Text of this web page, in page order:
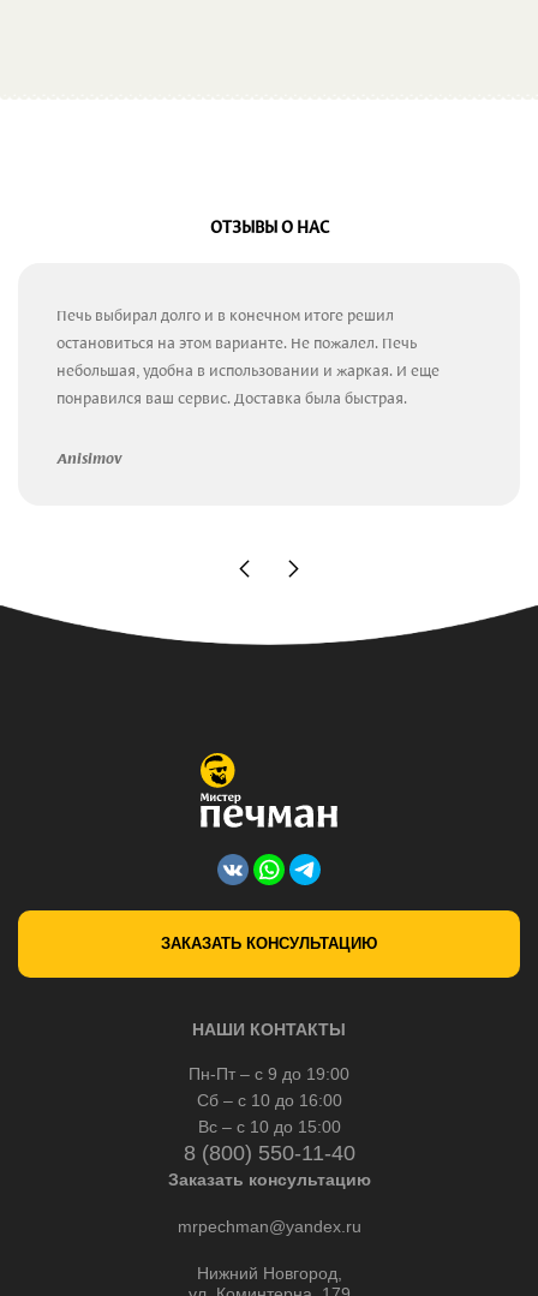
ОТЗЫВЫ О НАС
Печь выбирал долго и в конечном итоге решил
остановиться на этом варианте. Не пожалел. Печь
небольшая, удобна в использовании и жаркая. И еще
понравился ваш сервис. Доставка была быстрая.
Anisimov
ЗАКАЗАТЬ КОНСУЛЬТАЦИЮ
НАШИ КОНТАКТЫ
Пн-Пт – с 9 до 19:00
Сб – с 10 до 16:00
Вс – с 10 до 15:00
8 (800) 550-11-40
Заказать консультацию
mrpechman@yandex.ru
Нижний Новгород,